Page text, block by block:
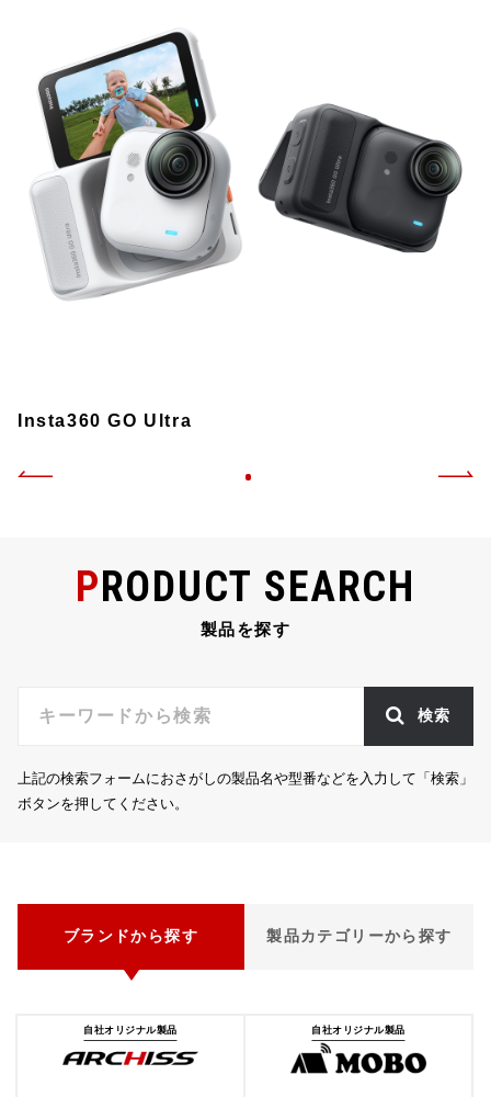
Insta360 GO Ultra
PRODUCT SEARCH
製品を探す
検索
上記の検索フォームにおさがしの製品名や型番などを入力して「検索」
ボタンを押してください。
ブランドから探す 製品カテゴリーから探す
自社オリジナル製品 自社オリジナル製品